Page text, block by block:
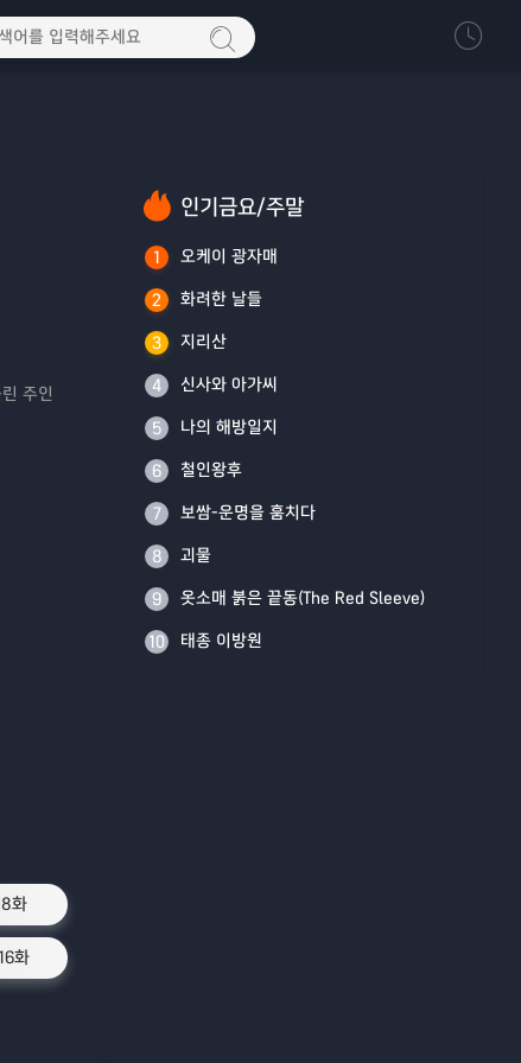
주인
화
화
인기금요/주말
1 오케이 광자매
2 화려한 날들
3 지리산
4 신사와 아가씨
5 나의 해방일지
6 철인왕후
7 보쌈-운명을 훔치다
8 괴물
9 옷소매 붉은 끝동(The Red Sleeve)
10 태종 이방원